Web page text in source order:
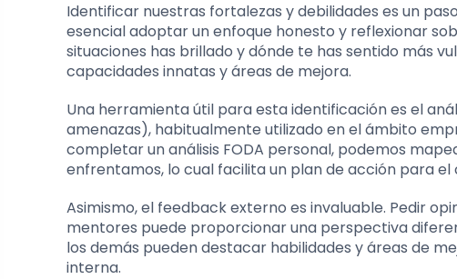
Identificar nuestras fortalezas y debilidades es un
esencial adoptar un enfoque honesto y reflexionar
situaciones has brillado y dónde te has sentido más
capacidades innatas y áreas de mejora.
Una herramienta útil para esta identificación es el
amenazas), habitualmente utilizado en el ámbito
completar un análisis FODA personal, podemos
enfrentamos, lo cual facilita un plan de acción para
Asimismo, el feedback externo es invaluable. Pedir
mentores puede proporcionar una perspectiva
los demás pueden destacar habilidades y áreas de
interna.